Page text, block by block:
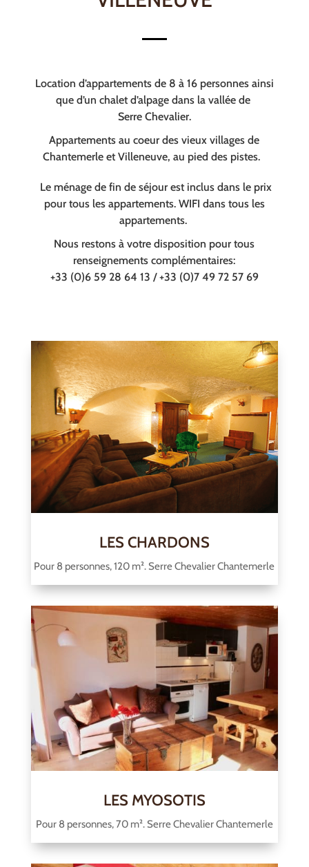
Location d’appartements de 8 à 16 personnes ainsi
que d’un chalet d’alpage dans la vallée de
Serre Chevalier.
Appartements au coeur des vieux villages de
Chantemerle et Villeneuve, au pied des pistes.
Le ménage de fin de séjour est inclus dans le prix
pour tous les appartements. WIFI dans tous les
appartements.
Nous restons à votre disposition pour tous
renseignements complémentaires:
+33 (0)6 59 28 64 13 / +33 (0)7 49 72 57 69
LES CHARDONS
Pour 8 personnes, 120 m². Serre Chevalier Chantemerle
LES MYOSOTIS
Pour 8 personnes, 70 m². Serre Chevalier Chantemerle